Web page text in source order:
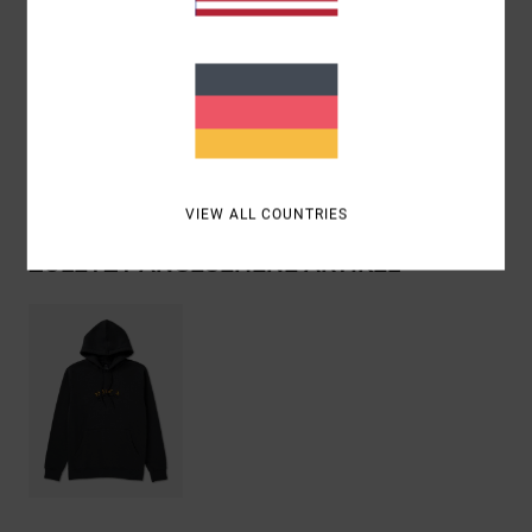
Versand & Rückversand
ZULETZT ANGESEHENE ARTIKEL
VIEW ALL COUNTRIES